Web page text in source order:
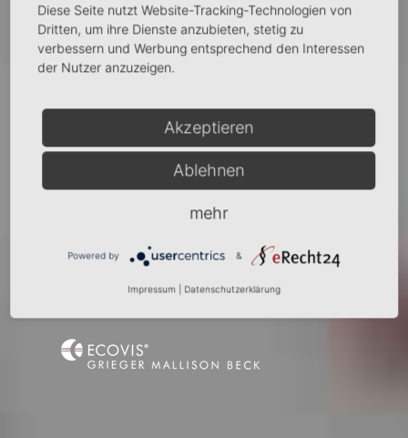
Diese Seite nutzt Website-Tracking-Technologien von
Dritten, um ihre Dienste anzubieten, stetig zu
verbessern und Werbung entsprechend den Interessen
der Nutzer anzuzeigen.
Akzeptieren
Ablehnen
mehr
Powered by &
Impressum Datenschutzerklärung